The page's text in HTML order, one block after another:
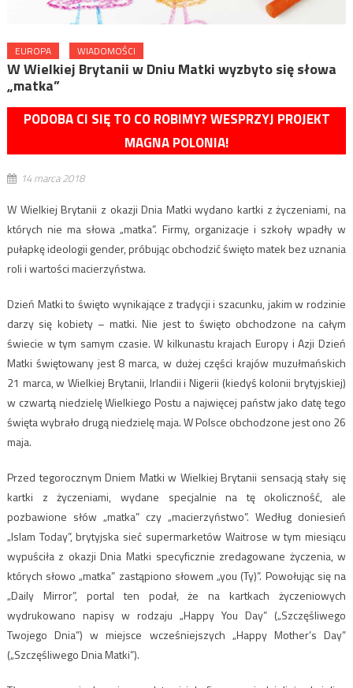
EUROPA WIADOMOŚCI
W Wielkiej Brytanii w Dniu Matki wyzbyto się słowa
„matka”
PODOBA CI SIĘ TO CO ROBIMY? WESPRZYJ PROJEKT
MAGNA POLONIA!
14 marca 2018
W Wielkiej Brytanii z okazji Dnia Matki wydano kartki z życzeniami, na
których nie ma słowa „matka”. Firmy, organizacje i szkoły wpadły w
pułapkę ideologii gender, próbując obchodzić święto matek bez uznania
roli i wartości macierzyństwa.
Dzień Matki to święto wynikające z tradycji i szacunku, jakim w rodzinie
darzy się kobiety – matki. Nie jest to święto obchodzone na całym
świecie w tym samym czasie. W kilkunastu krajach Europy i Azji Dzień
Matki świętowany jest 8 marca, w dużej części krajów muzułmańskich
21 marca, w Wielkiej Brytanii, Irlandii i Nigerii (kiedyś kolonii brytyjskiej)
w czwartą niedzielę Wielkiego Postu a najwięcej państw jako datę tego
święta wybrało drugą niedzielę maja. W Polsce obchodzone jest ono 26
maja.
Przed tegorocznym Dniem Matki w Wielkiej Brytanii sensacją stały się
kartki z życzeniami, wydane specjalnie na tę okoliczność, ale
pozbawione słów „matka” czy „macierzyństwo”. Według doniesień
„Islam Today”, brytyjska sieć supermarketów Waitrose w tym miesiącu
wypuściła z okazji Dnia Matki specyficznie zredagowane życzenia, w
których słowo „matka” zastąpiono słowem „you (Ty)”. Powołując się na
„Daily Mirror”, portal ten podał, że na kartkach życzeniowych
wydrukowano napisy w rodzaju „Happy You Day” („Szczęśliwego
Twojego Dnia”) w miejsce wcześniejszych „Happy Mother’s Day”
(„Szczęśliwego Dnia Matki”).